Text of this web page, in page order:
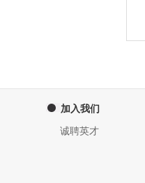
加入我们
诚聘英才